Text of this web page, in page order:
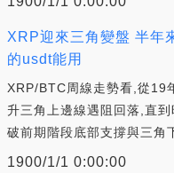
XRP迎來三角變盤 半年
的usdt能用
XRP/BTC周線走勢看,從19
升三角上邊線遇阻回落,直
破前期階段底部支撐與三角
1900/1/1 0:00:00